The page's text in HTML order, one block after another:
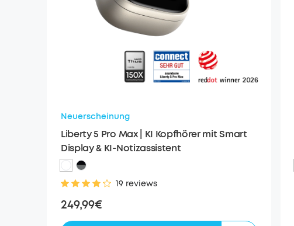
Neuerscheinung
Liberty 5 Pro Max | KI Kopfhörer mit Smart
Display & KI-Notizassistent
19 reviews
249,99€